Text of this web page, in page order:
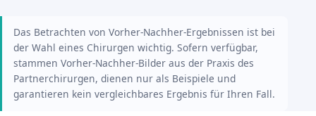
Das Betrachten von Vorher-Nachher-Ergebnissen ist bei
der Wahl eines Chirurgen wichtig. Sofern verfügbar,
stammen Vorher-Nachher-Bilder aus der Praxis des
Partnerchirurgen, dienen nur als Beispiele und
garantieren kein vergleichbares Ergebnis für Ihren Fall.